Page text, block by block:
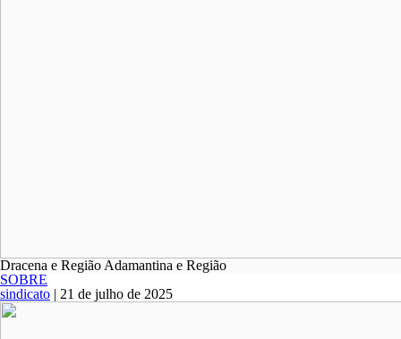
Dracena e Região Adamantina e Região
SOBRE
sindicato | 21 de julho de 2025